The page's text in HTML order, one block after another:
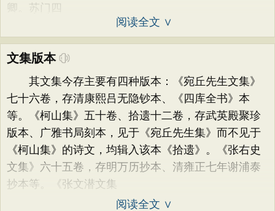
卿。苏门四
阅读全文 ∨
文集版本
其文集今存主要有四种版本：《宛丘先生文集》
七十六卷，存清康熙吕无隐钞本、《四库全书》本
等。《柯山集》五十卷、拾遗十二卷，存武英殿聚珍
版本、广雅书局刻本，见于《宛丘先生集》而不见于
《柯山集》的诗文，均辑入该本《拾遗》。《张右史
文集》六十五卷，存明万历抄本、清雍正七年谢浦泰
抄本等。《张文潜文集
阅读全文 ∨